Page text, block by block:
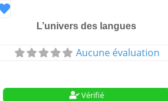
Favori
L’univers des langues
Aucune évaluation
Vérifié